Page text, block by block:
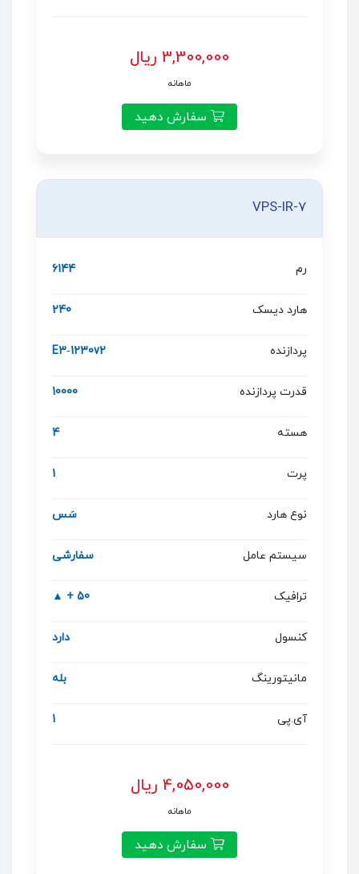
3,300,000 ریال
ماهانه
سفارش دهید
VPS-IR-7
6144 رم
240 هارد دیسک
E3‐1230v2 پردازنده
10000 قدرت پردازنده
4 هسته
1 پرت
سَس نوع هارد
سفارشی سیستم عامل
50 + ▲ ترافیک
دارد کنسول
بله مانیتورینگ
1 آی.پی
4,050,000 ریال
ماهانه
سفارش دهید